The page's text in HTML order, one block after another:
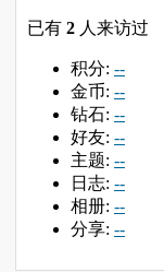
已有 2 人来访过
积分: --
金币: --
钻石: --
好友: --
主题: --
日志: --
相册: --
分享: --